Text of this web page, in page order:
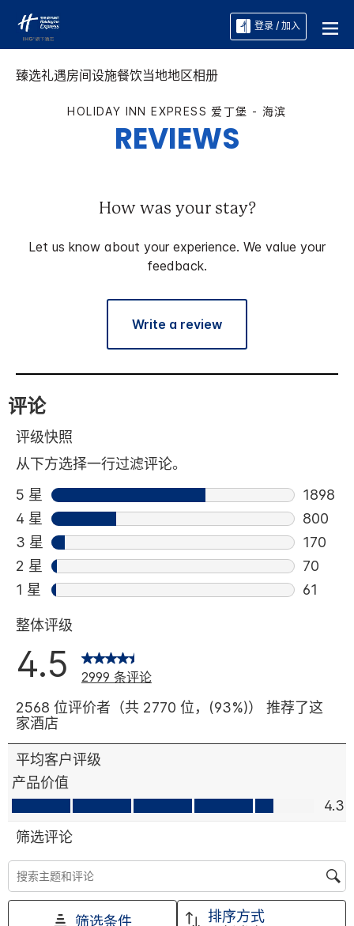
登录 / 加入
臻选礼遇房间设施餐饮当地地区相册
HOLIDAY INN EXPRESS 爱丁堡 - 海滨
REVIEWS
How was your stay?
Let us know about your experience. We value your
feedback.
Write a review